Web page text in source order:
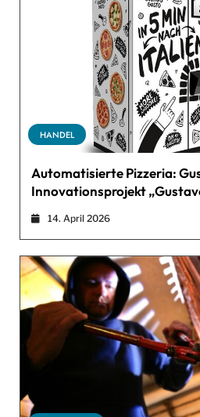
HANDEL
Automatisierte Pizzeria:
Innovationsprojekt
14. April 2026